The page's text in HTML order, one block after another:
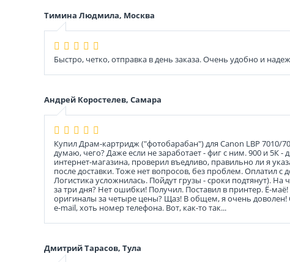
Тимина Людмила, Москва
Быстро, четко, отправка в день заказа. Очень удобно и
Андрей Коростелев, Самара
Купил Драм-картридж ("фотобарабан") для Canon LBP 7010/
думаю, чего? Даже если не заработает - фиг с ним. 900 и 5К
интернет-магазина, проверил въедливо, правильно ли я
после доставки. Тоже нет вопросов, без проблем. Оплатил с
Логистика усложнилась. Пойдут грузы - сроки подтянут).
за три дня? Нет ошибки! Получил. Поставил в принтер. Ё-
оригиналы за четыре цены? Щаз! В общем, я очень доволен!
e-mail, хоть номер телефона. Вот, как-то так...
Дмитрий Тарасов, Тула